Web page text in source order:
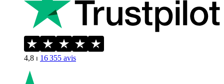
4,8 ⏐ 16 355 avis